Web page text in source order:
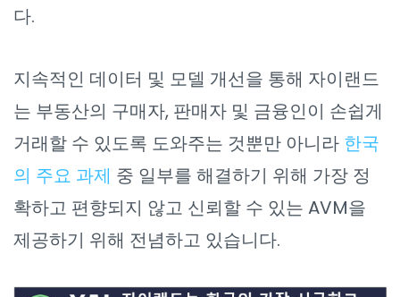
다.
지속적인 데이터 및 모델 개선을 통해 자이랜드
는 부동산의 구매자, 판매자 및 금융인이 손쉽게
거래할 수 있도록 도와주는 것뿐만 아니라 한국
의 주요 과제 중 일부를 해결하기 위해 가장 정
확하고 편향되지 않고 신뢰할 수 있는 AVM을
제공하기 위해 전념하고 있습니다.